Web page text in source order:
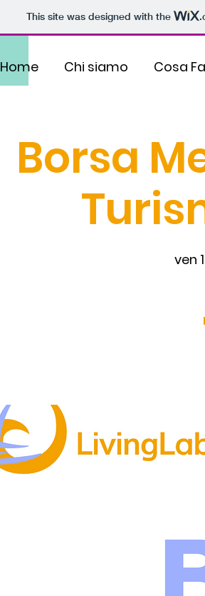
This site was designed with the
Home Chi siamo Cosa
Borsa
ven